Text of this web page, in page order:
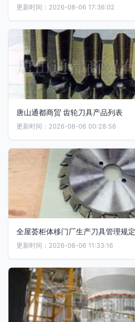
更新时间：2026-08-06 17:36:02
唐山通都商贸 齿轮刀具产品列表
更新时间：2026-08-06 00:28:56
全屋荟柜体移门厂生产刀具管理规定
更新时间：2026-08-06 11:33:16